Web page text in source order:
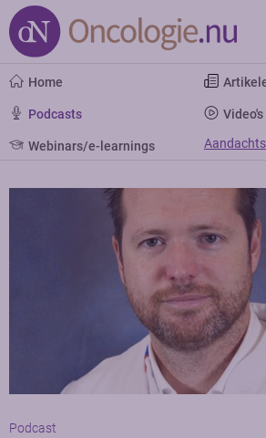
Home
Podcasts Video's
Webinars/e-learnings
Podcast